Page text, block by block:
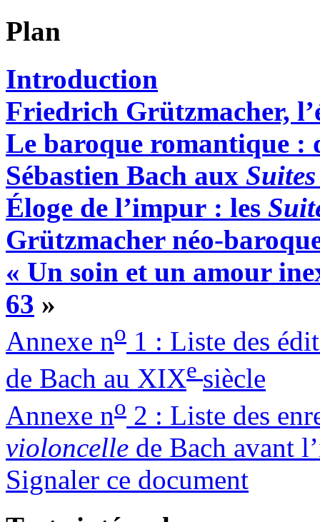
Plan
Introduction
Friedrich Grützmacher,
Le baroque romantique :
Sébastien Bach aux Suites
Éloge de l’impur : les
Grützmacher néo-
« Un soin et un amour
63 »
Annexe no 1 : Liste des
de Bach au XIXe siècle
Annexe no 2 : Liste des
violoncelle de Bach avant
Signaler ce document